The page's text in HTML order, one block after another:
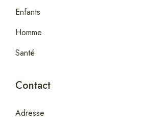
Enfants
Homme
Santé
Contact
Adresse